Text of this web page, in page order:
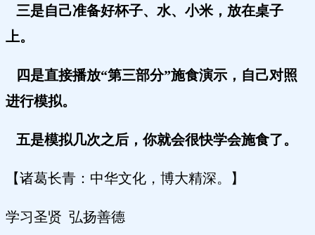
三是自己准备好杯子、水、小米，放在桌子
上。
四是直接播放“第三部分”施食演示，自己对照
进行模拟。
五是模拟几次之后，你就会很快学会施食了。
【诸葛长青：中华文化，博大精深。】
学习圣贤 弘扬善德